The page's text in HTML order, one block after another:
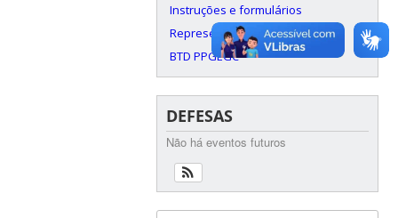
Instruções e formulários
Representação Discente
BTD PPGEGC
DEFESAS
Não há eventos futuros